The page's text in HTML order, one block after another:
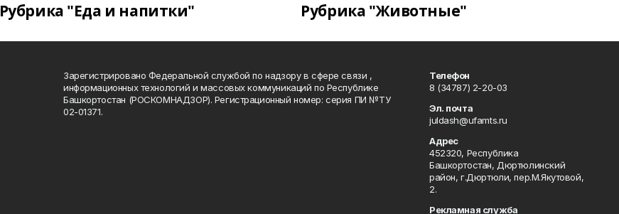
Рубрика "Еда и напитки" Рубрика "Животные"
Зарегистрировано Федеральной службой по надзору в сфере связи ,
информационных технологий и массовых коммуникаций по Республике
Башкортостан (РОСКОМНАДЗОР). Регистрационный номер: серия ПИ №ТУ
02-01371.
Телефон
8 (34787) 2-20-03
Эл. почта
juldash@ufamts.ru
Адрес
452320, Республика
Башкортостан, Дюртюлинский
район, г.Дюртюли, пер.М.Якутовой,
2.
Рекламная служба